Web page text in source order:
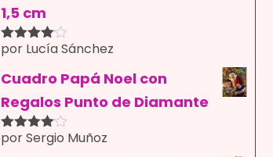
1,5 cm
Valorado
5
por Lucía Sánchez
Cuadro Papá Noel con
Regalos Punto de Diamante
Valorado
por Sergio Muñoz